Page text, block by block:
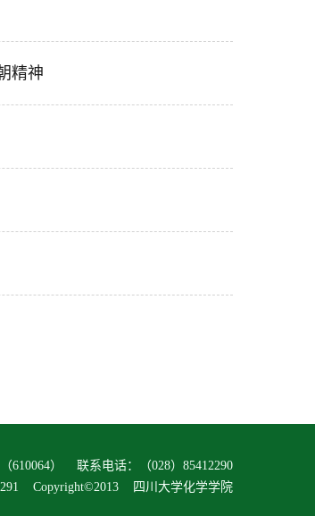
精神
610064） 联系电话：（028）85412290
Copyright©2013 四川大学化学学院